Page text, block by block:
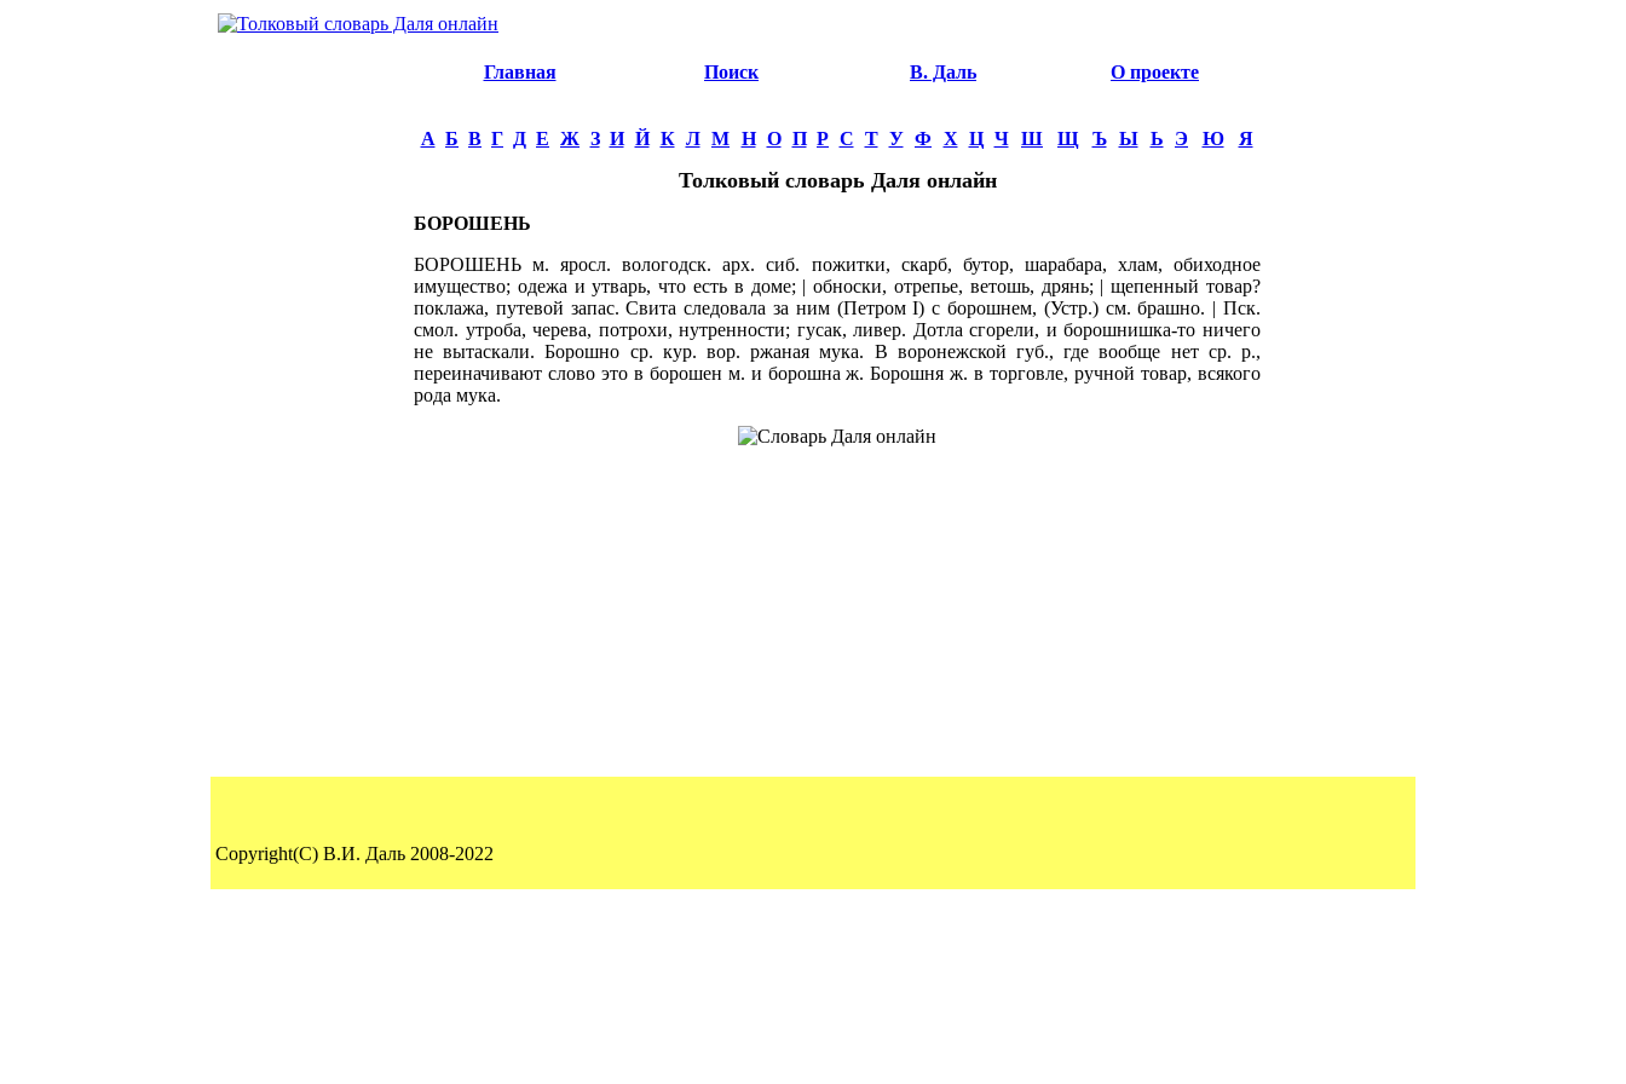
Главная Поиск В. Даль О проекте
А Б В Г Д Е Ж З И Й К Л М Н О П Р С Т У Ф Х Ц Ч Ш Щ Ъ Ы Ь Э Ю Я
Толковый словарь Даля онлайн
БОРОШЕНЬ
БОРОШЕНЬ м. яросл. вологодск. арх. сиб. пожитки, скарб, бутор, шарабара, хлам, обиходное
имущество; одежа и утварь, что есть в доме; | обноски, отрепье, ветошь, дрянь; | щепенный товар?
поклажа, путевой запас. Свита следовала за ним (Петром I) с борошнем, (Устр.) см. брашно. | Пск.
смол. утроба, черева, потрохи, нутренности; гусак, ливер. Дотла сгорели, и борошнишка-то ничего
не вытаскали. Борошно ср. кур. вор. ржаная мука. В воронежской губ., где вообще нет ср. р.,
переиначивают слово это в борошен м. и борошна ж. Борошня ж. в торговле, ручной товар, всякого
рода мука.
Copyright(C) В.И. Даль 2008-2022